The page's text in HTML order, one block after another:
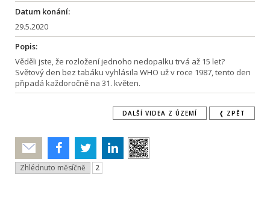
Datum konání:
29.5.2020
Popis:
Věděli jste, že rozložení jednoho nedopalku trvá až 15 let?
Světový den bez tabáku vyhlásila WHO už v roce 1987, tento den
připadá každoročně na 31. květen.
DALŠÍ VIDEA Z ÚZEMÍ ❬ ZPĚT
Poslat
Zhlédnuto měsíčně 2